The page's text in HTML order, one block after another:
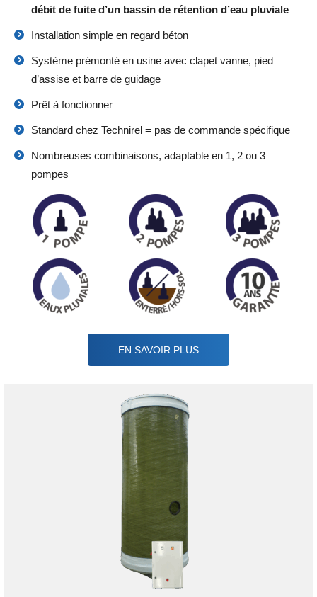
débit de fuite d’un bassin de rétention d’eau pluviale
Installation simple en regard béton
Système prémonté en usine avec clapet vanne, pied
d’assise et barre de guidage
Prêt à fonctionner
Standard chez Technirel = pas de commande spécifique
Nombreuses combinaisons, adaptable en 1, 2 ou 3
pompes
EN SAVOIR PLUS